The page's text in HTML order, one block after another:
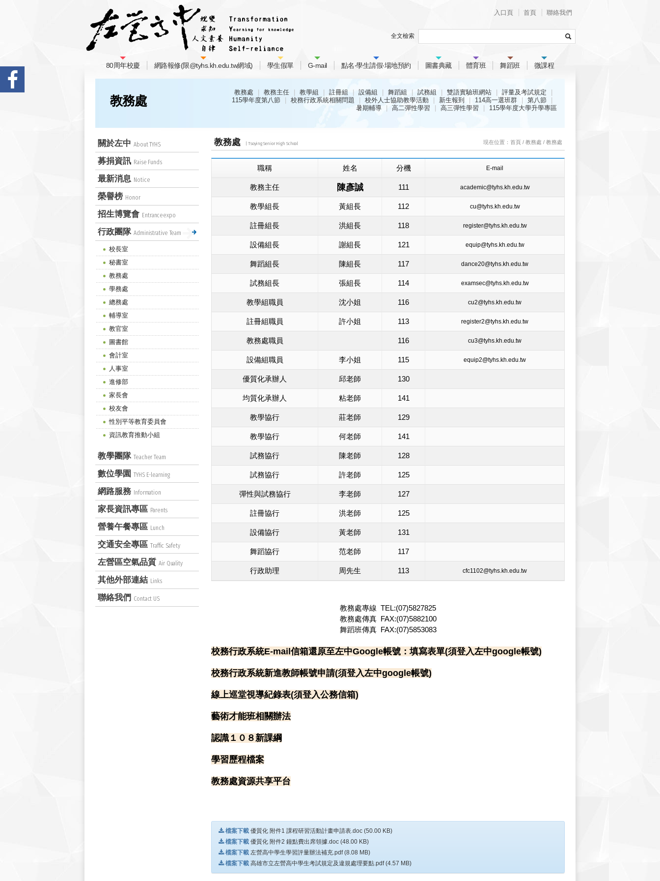
入口頁 首頁 聯絡我們
全文檢索
80周年校慶 網路報修(限@tyhs.kh.edu.tw網域) 學生假單 G-mail 點名‧學生請假‧場地預約 圖書典藏 體育班 舞蹈班 微課程
教務處
教務處 教務主任 教學組 註冊組 設備組 舞蹈組 試務組 雙語實驗班網站
評量及考試規定
115學年度第八節
校務行政系統相關問題 校外人士協助教學活動 新生報到 114高一選班群
第八節
暑期輔導
高二彈性學習 高三彈性學習 115學年度大學升學專區
教務處 現在位置： 首頁/ 教務處 / 教務處
職稱 姓名 分機 E-mail
教務主任 陳彥誠 111 academic@tyhs.kh.edu.tw
教學組長 黃組長 112 cu@tyhs.kh.edu.tw
註冊組長 洪組長 118 register@tyhs.kh.edu.tw
設備組長 謝組長 121 equip@tyhs.kh.edu.tw
舞蹈組長 陳組長 117 dance20@tyhs.kh.edu.tw
試務組長 張組長 114 examsec@tyhs.kh.edu.tw
教學組職員 沈小姐 116 cu2@tyhs.kh.edu.tw
註冊組職員 許小姐 113 register2@tyhs.kh.edu.tw
教務處職員 116 cu3@tyhs.kh.edu.tw
設備組職員 李小姐 115 equip2@tyhs.kh.edu.tw
優質化承辦人 邱老師 130
均質化承辦人 粘老師 141
教學協行 莊老師 129
教學協行 何老師 141
試務協行 陳老師 128
試務協行 許老師 125
彈性與試務協行 李老師 127
註冊協行 洪老師 125
設備協行 黃老師 131
舞蹈協行 范老師 117
行政助理 周先生 113 cfc1102@tyhs.kh.edu.tw
教務處專線 TEL:(07)5827825
教務處傳真 FAX:(07)5882100
舞蹈班傳真 FAX:(07)5853083
校務行政系統E-mail信箱還原至左中Google帳號：填寫表單(須登入左中google帳號)
校務行政系統新進教師帳號申請(須登入左中google帳號)
線上巡堂視導紀錄表(須登入公務信箱)
藝術才能班相關辦法
認識１０８新課綱
學習歷程檔案
教務處資源共享平台
檔案下載 優質化 附件1 課程研習活動計畫申請表.doc (50.00 KB)
檔案下載 優質化 附件2 鐘點費出席領據.doc (48.00 KB)
檔案下載 左營高中學生學習評量辦法補充.pdf (8.08 MB)
檔案下載 高雄市立左營高中學生考試規定及違規處理要點.pdf (4.57 MB)
關於左中 About TYHS
募捐資訊 Raise Funds
最新消息 Notice
榮譽榜 Honor
招生博覽會 Entranceexpo
行政團隊 Administrative Team
校長室
秘書室
教務處
學務處
總務處
輔導室
教官室
圖書館
會計室
人事室
進修部
家長會
校友會
性別平等教育委員會
資訊教育推動小組
教學團隊 Teacher Team
數位學園 TYHS E-learning
網路服務 Information
家長資訊專區 Parents
營養午餐專區 Lunch
交通安全專區 Traffic Safety
左營區空氣品質 Air Quality
其他外部連結 Links
聯絡我們 Contact US